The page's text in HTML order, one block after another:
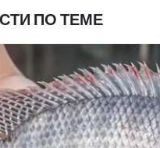
ПО ТЕМЕ